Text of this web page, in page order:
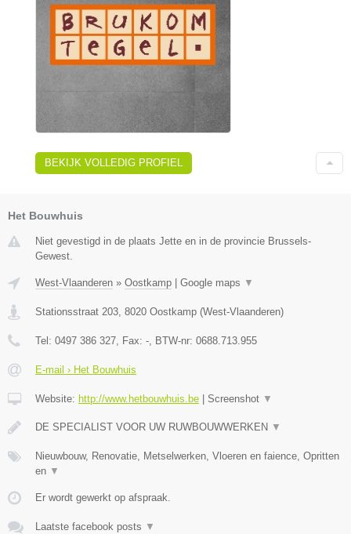
BEKIJK VOLLEDIG PROFIEL
Het Bouwhuis
Niet gevestigd in de plaats Jette en in de provincie Brussels-
Gewest.
West-Vlaanderen » Oostkamp Google maps ▼
Stationsstraat 203, 8020 Oostkamp (West-Vlaanderen)
Tel: 0497 386 327, Fax: -, BTW-nr: 0688.713.955
E-mail › Het Bouwhuis
Website: http://www.hetbouwhuis.be Screenshot ▼
DE SPECIALIST VOOR UW RUWBOUWWERKEN ▼
Nieuwbouw, Renovatie, Metselwerken, Vloeren en faience, Opritten
en ▼
Er wordt gewerkt op afspraak.
Laatste facebook posts ▼